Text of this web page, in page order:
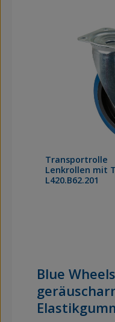
Transportrolle
Lenkrollen mit
L420.B62.201
Blue